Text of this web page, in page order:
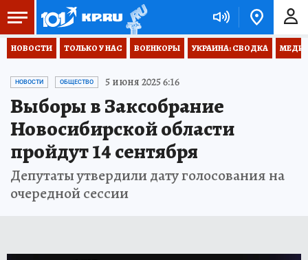
НОВОСТИ ТОЛЬКО У НАС ВОЕНКОРЫ УКРАИНА: СВОДКА
НОВОСТИ ОБЩЕСТВО 5 июня 2025 6:16
Выборы в Заксобрание
Новосибирской области
пройдут 14 сентября
Депутаты утвердили дату голосования на
очередной сессии